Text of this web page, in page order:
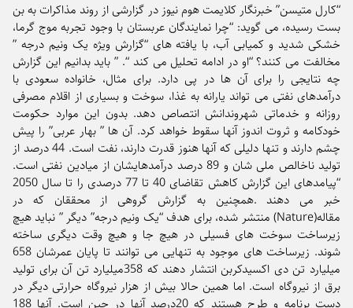
“کارل متیسن” خبرنگار کلایمت هوم نیوز در گزارشی از روند مذاکرات به بن
بست رسیده، می گوید: “چرا نمایندگان عربستان با وجود تجربه موج گرما،
خشکی شدید و کمیابی آب، با یافته های “گزارش ویژه یک ونیم درجه ”
مخالفت می کنند؟ “او در ادامه تحلیل می کند “. ” باید بدانیم این گزارش
چه نتایجی را برای آن ها در پی دارد. برای مثال، خانواده سعودی با
درآمدهای نفتی می تواند یارانه به غذا، سوخت و بسیاری از اقلام مصرفی
روزانه و خدماتی شهروندانش انتصاص دهد. بدون این موارد حکومت
خودکامه و ثروت اندوز آنها سقوط خواهد کرد. آن ها ” بهار عربی” را پیش
چشم دارند و تنها دلیلی که آنها هنوز قدرت دارند، نفت است. 44 درصد از
تولید ناخالص ملی شان و 89 درصد درآمدهایشان از میادین نفتی است.
“پیامدهای این گزارش کاهش تقاضای 40 تا 77 درصدی را تا سال 2050
خبر می دهند .همچنین به گزارش گروهی از محققان که در
مقاله(Nature) منتشر شده، برای هدف “یک ونیم درجه” دیگر ” نباید هیچ
زیرساخت سوخت های فسیلی در هیچ جا و هیچ وقت دیگری ساخته
شوند. زیرساخت های موجود به تنهایی می توانند تا پایان عمرشان 658
میلیارد تن دی اکسیدکربن انتشار دهند که 358میلیارد تن آن برای تولید
برق از نیروگاه است. اما همین حالا بیش از هزار نیروگاه حرارتی دیگر در
دست برنامه و طرح هستند که 20درصد آنها در چین است. آنها 188